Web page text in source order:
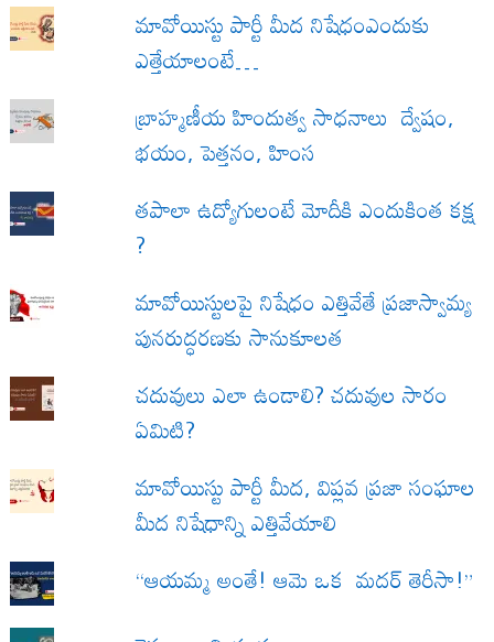
మావోయిస్టు పార్టీ మీద నిషేధంఎందుకు
ఎత్తేయాలంటే…
బ్రాహ్మణీయ హిందుత్వ సాధనాలు ద్వేషం,
భయం, పెత్తనం, హింస
త‌పాలా ఉద్యోగులంటే మోదీకి ఎందుకింత కక్ష
?
మావోయిస్టులపై నిషేధం ఎత్తివేతే ప్రజాస్వామ్య
పునరుద్ధరణకు సానుకూలత
చదువులు ఎలా ఉండాలి? చదువుల సారం
ఏమిటి?
మావోయిస్టు పార్టీ మీద, విప్లవ ప్రజా సంఘాల
మీద నిషేధాన్ని ఎత్తివేయాలి
“ఆయమ్మ అంతే! ఆమె ఒక మదర్ తెరీసా!”